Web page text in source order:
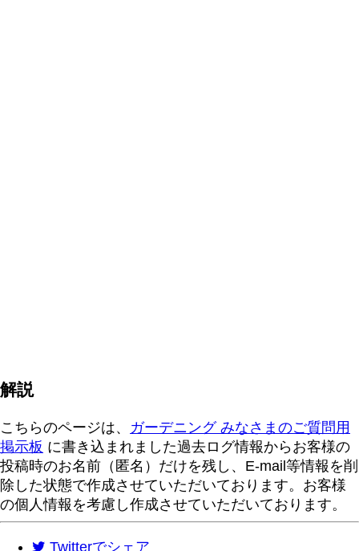
解説
こちらのページは、 ガーデニング みなさまのご質問用
掲示板 に書き込まれました過去ログ情報からお客様の
投稿時のお名前（匿名）だけを残し、E-mail等情報を削
除した状態で作成させていただいております。お客様
の個人情報を考慮し作成させていただいております。
Twitterでシェア